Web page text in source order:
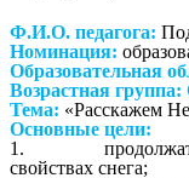
Ф.И.О. педагога:
Номинация:
Образовательная
Возрастная группа:
Тема: «Расскажем
Основные цели:
1. продолжать
свойствах снега;